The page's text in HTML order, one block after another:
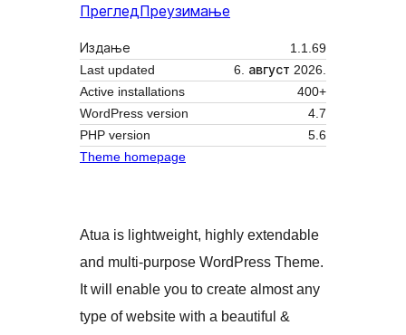
Преглед Преузимање
Издање
1.1.69
Last updated
6. август 2026.
Active installations
400+
WordPress version
4.7
PHP version
5.6
Theme homepage
Atua is lightweight, highly extendable
and multi-purpose WordPress Theme.
It will enable you to create almost any
type of website with a beautiful &